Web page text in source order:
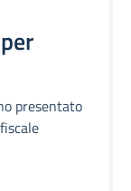
presentato